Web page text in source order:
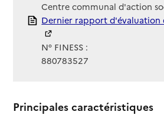
Centre communal d'action
Rapport HAS
Dernier rapport d'évaluation
N° FINESS :
880783527
Principales caractéristiques